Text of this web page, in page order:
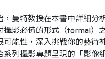
曼特教授在本書中詳細分
攝影必備的形式（formal）
能性，深入挑戰你的藝術
系列攝影專題呈現的「影像